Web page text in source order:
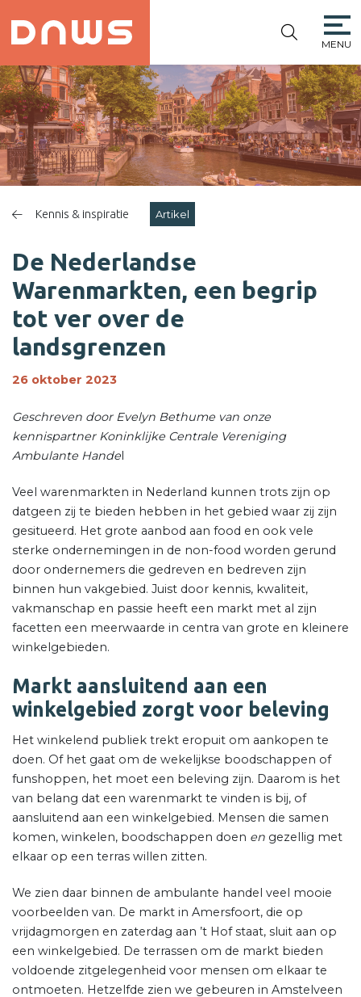
NIEUWE
WINKELSTRAAT
MENU
Kennis & inspiratie Artikel
De Nederlandse
Warenmarkten, een begrip
tot ver over de
landsgrenzen
26 oktober 2023
Geschreven door Evelyn Bethume van onze
kennispartner Koninklijke Centrale Vereniging
Ambulante Handel
Veel warenmarkten in Nederland kunnen trots zijn op
datgeen zij te bieden hebben in het gebied waar zij zijn
gesitueerd. Het grote aanbod aan food en ook vele
sterke ondernemingen in de non-food worden gerund
door ondernemers die gedreven en bedreven zijn
binnen hun vakgebied. Juist door kennis, kwaliteit,
vakmanschap en passie heeft een markt met al zijn
facetten een meerwaarde in centra van grote en kleinere
winkelgebieden.
Markt aansluitend aan een
winkelgebied zorgt voor beleving
Het winkelend publiek trekt eropuit om aankopen te
doen. Of het gaat om de wekelijkse boodschappen of
funshoppen, het moet een beleving zijn. Daarom is het
van belang dat een warenmarkt te vinden is bij, of
aansluitend aan een winkelgebied. Mensen die samen
komen, winkelen, boodschappen doen en gezellig met
elkaar op een terras willen zitten.
We zien daar binnen de ambulante handel veel mooie
voorbeelden van. De markt in Amersfoort, die op
vrijdagmorgen en zaterdag aan ’t Hof staat, sluit aan op
een winkelgebied. De terrassen om de markt bieden
voldoende zitgelegenheid voor mensen om elkaar te
ontmoeten. Hetzelfde zien we gebeuren in Amstelveen